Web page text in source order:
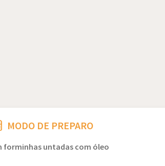
MODO DE PREPARO
forminhas untadas com óleo